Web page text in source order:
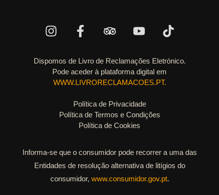
Dispomos de Livro de Reclamações Eletrónico.
Pode aceder à plataforma digital em
WWW.LIVRORECLAMACOES.PT.
Política de Privacidade
Política de Termos e Condições
Política de Cookies
Informa-se que o consumidor pode recorrer a uma das
Entidades de resolução alternativa de litígios do
consumidor, www.consumidor.gov.pt.